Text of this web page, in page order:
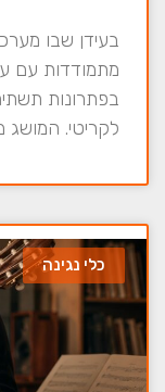
בעידן שבו
מתמודדות עם
בפתרונות
לקריטי. המושג
כלי נגינה